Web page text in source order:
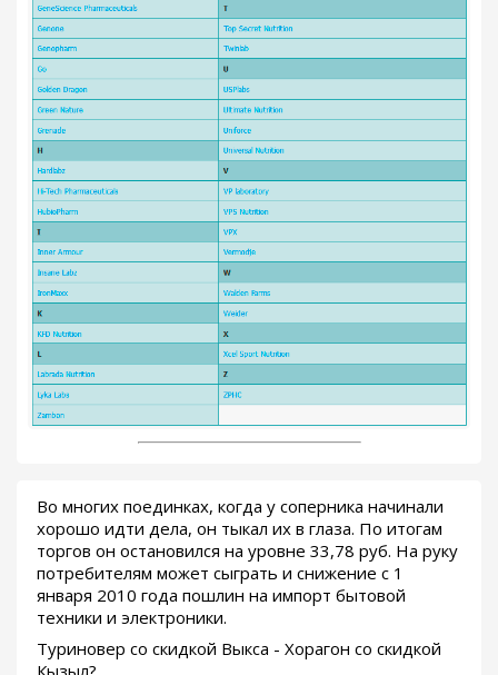
Во многих поединках, когда у соперника начинали
хорошо идти дела, он тыкал их в глаза. По итогам
торгов он остановился на уровне 33,78 руб. На руку
потребителям может сыграть и снижение с 1
января 2010 года пошлин на импорт бытовой
техники и электроники.
Туриновер со скидкой Выкса - Хорагон со скидкой
Кызыл?